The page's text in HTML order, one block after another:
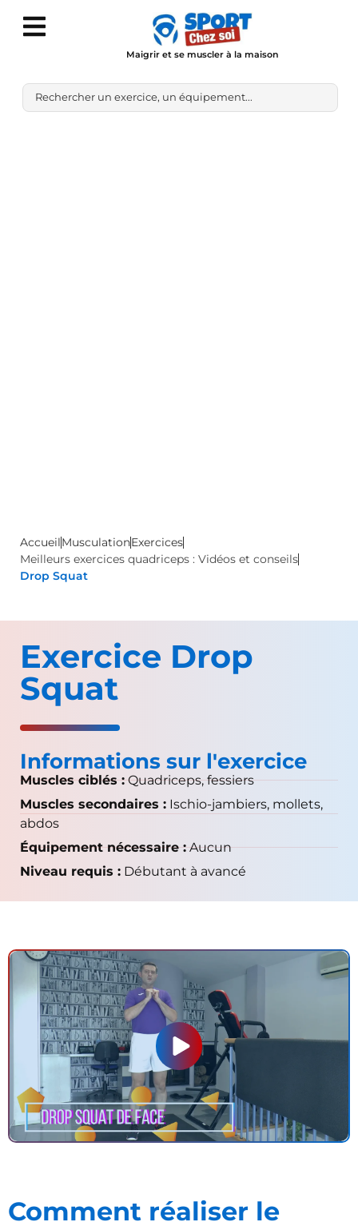
Maigrir et se muscler à la maison
AccueilMusculationExercices
Meilleurs exercices quadriceps : Vidéos et conseils
Drop Squat
Exercice Drop
Squat
Informations sur l'exercice
Muscles ciblés :Quadriceps, fessiers
Muscles secondaires : Ischio-jambiers, mollets,
abdos
Équipement nécessaire :Aucun
Niveau requis : Débutant à avancé
Comment réaliser le